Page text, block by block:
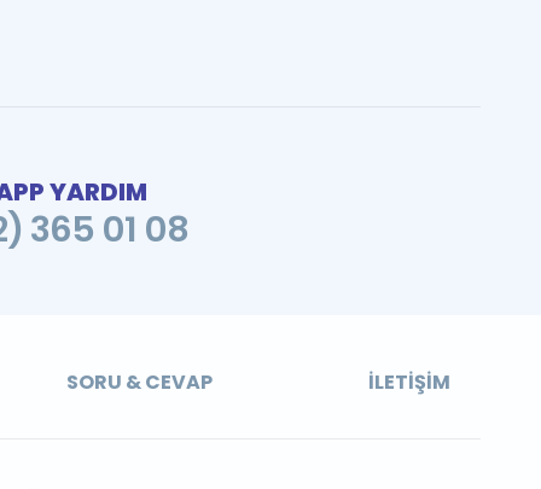
YARDIM
365 01 08
SORU & CEVAP İLETIŞIM